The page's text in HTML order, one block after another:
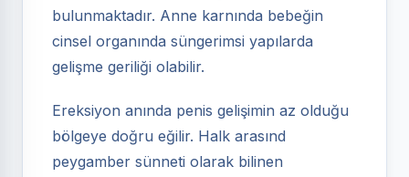
bulunmaktadır. Anne karnında bebeğin
cinsel organında süngerimsi yapılarda
gelişme geriliği olabilir.
Ereksiyon anında penis gelişimin az olduğu
bölgeye doğru eğilir. Halk arasınd
peygamber sünneti olarak bilinen